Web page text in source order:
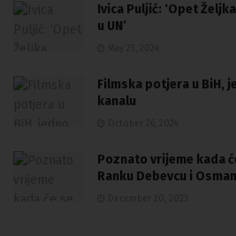
Ivica Puljić: ‘Opet
u UN’
Filmska potjera u BiH,
kanalu
Poznato vrijeme kada
Ranku Debevcu i